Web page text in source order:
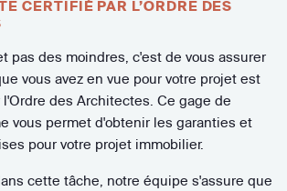
CERTIFIÉ PAR L’ORDRE DES
pas des moindres, c'est de vous assurer
vous avez en vue pour votre projet est
des Architectes. Ce gage de
vous permet d'obtenir les garanties et
pour votre projet immobilier.
cette tâche, notre équipe s'assure que